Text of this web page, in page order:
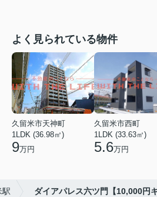
よく見られている物件
久留米市天神町
1LDK (36.98㎡)
9万円
久留米市西町
1LDK (33.63㎡)
5.6万円
駅 ダイアパレス六ツ門【10,000円